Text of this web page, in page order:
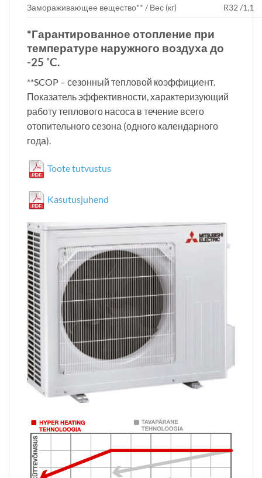
Замораживающее вещество** / Вес (кг) R32 /1,1
*Гарантированное отопление при
температуре наружного воздуха до
-25 ˚C.
**SCOP – сезонный тепловой коэффициент.
Показатель эффективности, характеризующий
работу теплового насоса в течение всего
отопительного сезона (одного календарного
года).
Toote tutvustus
Kasutusjuhend